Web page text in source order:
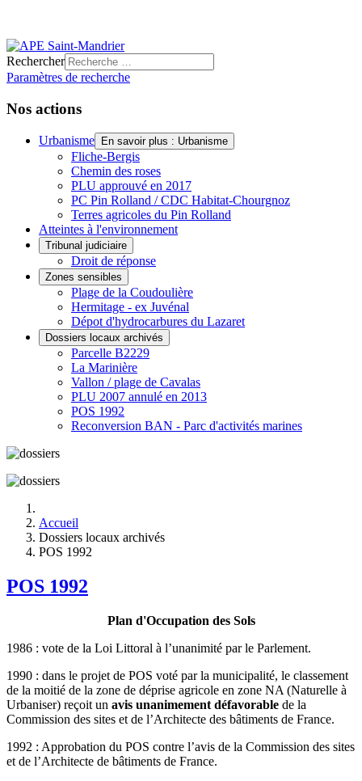
Rechercher
Paramètres de recherche
Nos actions
Urbanisme En savoir plus : Urbanisme
Fliche-Bergis
Chemin des roses
PLU approuvé en 2017
PC Pin Rolland / CDC Habitat-Chourgnoz
Terres agricoles du Pin Rolland
Atteintes à l'environnement
Tribunal judiciaire
Droit de réponse
Zones sensibles
Plage de la Coudoulière
Hermitage - ex Juvénal
Dépot d'hydrocarbures du Lazaret
Dossiers locaux archivés
Parcelle B2229
La Marinière
Vallon / plage de Cavalas
PLU 2007 annulé en 2013
POS 1992
Reconversion BAN - Parc d'activités marines
Accueil
Dossiers locaux archivés
POS 1992
POS 1992
Plan d'Occupation des Sols
1986 : vote de la Loi Littoral à l’unanimité par le Parlement.
1990 : dans le projet de POS voté par la municipalité, le classement
de la moitié de la zone de déprise agricole en zone NA (Naturelle à
Urbaniser) reçoit un avis unanimement défavorable de la
Commission des sites et de l’Architecte des bâtiments de France.
1992 : Approbation du POS contre l’avis de la Commission des sites
et de l’Architecte de bâtiments de France.